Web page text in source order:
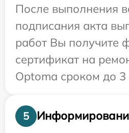
После выполнения
подписания акта
работ Вы получите
сертификат на
Optoma сроком до 3
5